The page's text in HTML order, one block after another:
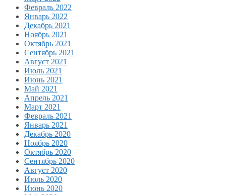
Февраль 2022
Январь 2022
Декабрь 2021
Ноябрь 2021
Октябрь 2021
Сентябрь 2021
Август 2021
Июль 2021
Июнь 2021
Май 2021
Апрель 2021
Март 2021
Февраль 2021
Январь 2021
Декабрь 2020
Ноябрь 2020
Октябрь 2020
Сентябрь 2020
Август 2020
Июль 2020
Июнь 2020